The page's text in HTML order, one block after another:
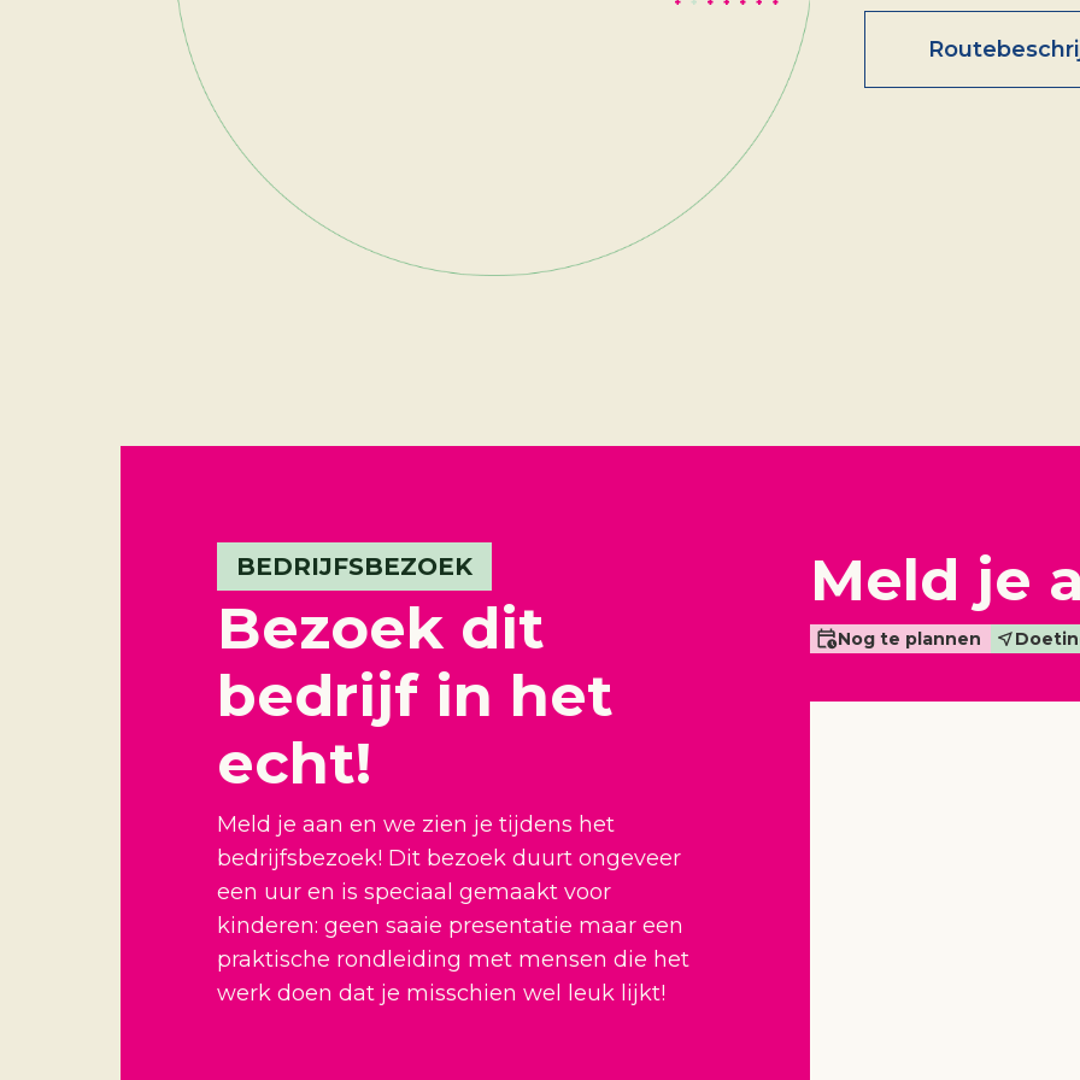
BEDRIJFSBEZOEK
Bezoek dit
bedrijf in het
echt!
Meld je aan en we zien je tijdens het
bedrijfsbezoek! Dit bezoek duurt ongeveer
een uur en is speciaal gemaakt voor
kinderen: geen saaie presentatie maar een
praktische rondleiding met mensen die het
werk doen dat je misschien wel leuk lijkt!
Meld je
Nog te plannen